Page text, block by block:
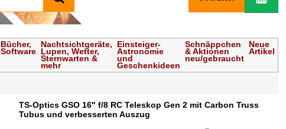
Bücher,
Software
Nachtsichtgeräte,
Lupen, Wetter,
Sternwarten &
mehr
Einsteiger-
Astronomie
und
Geschenkideen
Schnäppchen
& Aktionen
neu/gebraucht
Neue
Artikel
TS-Optics GSO 16" f/8 RC Teleskop Gen 2 mit Carbon Truss
Tubus und verbesserten Auszug